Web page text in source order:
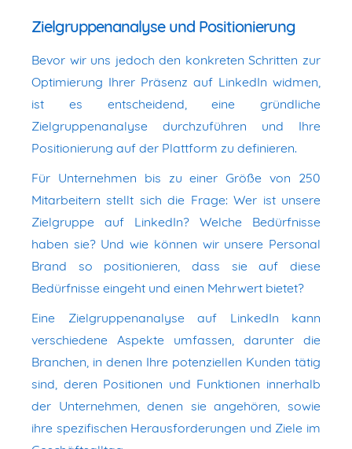
Zielgruppenanalyse und Positionierung
Bevor wir uns jedoch den konkreten Schritten zur
Optimierung Ihrer Präsenz auf LinkedIn widmen,
ist es entscheidend, eine gründliche
Zielgruppenanalyse durchzuführen und Ihre
Positionierung auf der Plattform zu definieren.
Für Unternehmen bis zu einer Größe von 250
Mitarbeitern stellt sich die Frage: Wer ist unsere
Zielgruppe auf LinkedIn? Welche Bedürfnisse
haben sie? Und wie können wir unsere Personal
Brand so positionieren, dass sie auf diese
Bedürfnisse eingeht und einen Mehrwert bietet?
Eine Zielgruppenanalyse auf LinkedIn kann
verschiedene Aspekte umfassen, darunter die
Branchen, in denen Ihre potenziellen Kunden tätig
sind, deren Positionen und Funktionen innerhalb
der Unternehmen, denen sie angehören, sowie
ihre spezifischen Herausforderungen und Ziele im